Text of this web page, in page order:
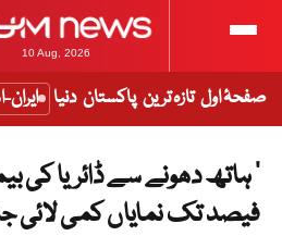
10 Aug, 2026
صفحۂ اول تازہ ترین پاکستان دنیا
فیصد تک نمایاں کمی لائی